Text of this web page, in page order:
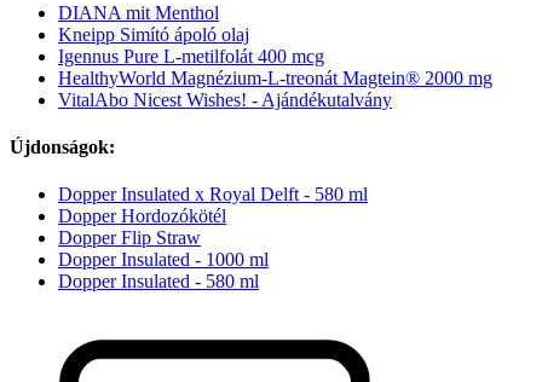
DIANA mit Menthol
Kneipp Simító ápoló olaj
Igennus Pure L-metilfolát 400 mcg
HealthyWorld Magnézium-L-treonát Magtein® 2000 mg
VitalAbo Nicest Wishes! - Ajándékutalvány
Újdonságok:
Dopper Insulated x Royal Delft - 580 ml
Dopper Hordozókötél
Dopper Flip Straw
Dopper Insulated - 1000 ml
Dopper Insulated - 580 ml